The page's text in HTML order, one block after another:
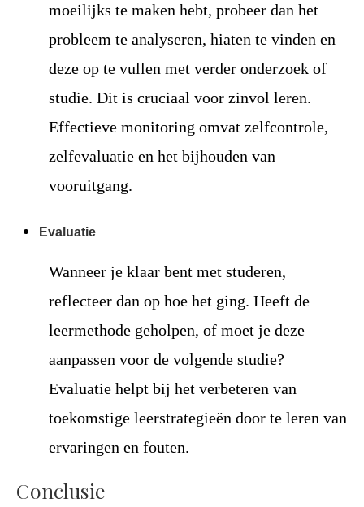
moeilijks te maken hebt, probeer dan het
probleem te analyseren, hiaten te vinden en
deze op te vullen met verder onderzoek of
studie. Dit is cruciaal voor zinvol leren.
Effectieve monitoring omvat zelfcontrole,
zelfevaluatie en het bijhouden van
vooruitgang.
Evaluatie
Wanneer je klaar bent met studeren,
reflecteer dan op hoe het ging. Heeft de
leermethode geholpen, of moet je deze
aanpassen voor de volgende studie?
Evaluatie helpt bij het verbeteren van
toekomstige leerstrategieën door te leren van
ervaringen en fouten.
Conclusie